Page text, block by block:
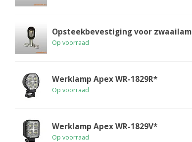
Opsteekbevestiging voor
Op voorraad
Werklamp Apex WR-1829R*
Op voorraad
Werklamp Apex WR-1829V*
Op voorraad